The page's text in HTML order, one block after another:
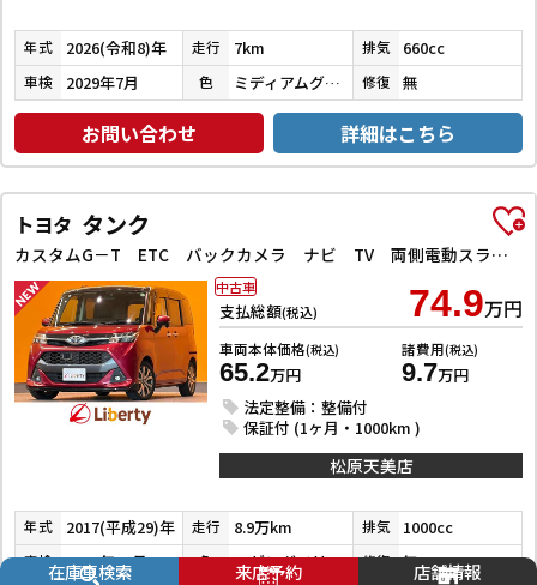
年式 2026(令和8)年 走行 7km 排気 660cc
車検 2029年7月 色 ミディアムグレー 修復 無
お問い合わせ 詳細はこちら
トヨタ タンク
カスタムG－T ETC バックカメラ ナビ TV 両側電動スライドドア クリアランスソナー オートクルーズコントロール 衝突被害軽減システム アルミホイール LEDヘッドランプ スマートキー
支払総額(税込) 74.9万円
車両本体価格(税込)
65.2万円
諸費用(税込)
9.7万円
法定整備：整備付
保証付 (1ヶ月・1000km )
中古車
松原天美店
年式 2017(平成29)年 走行 8.9万km 排気 1000cc
車検 2026年12月 色 マゼンダベリーマイカメタリック／ブラックマイカメタリック 修復 無
在庫車検索 来店予約 店舗情報